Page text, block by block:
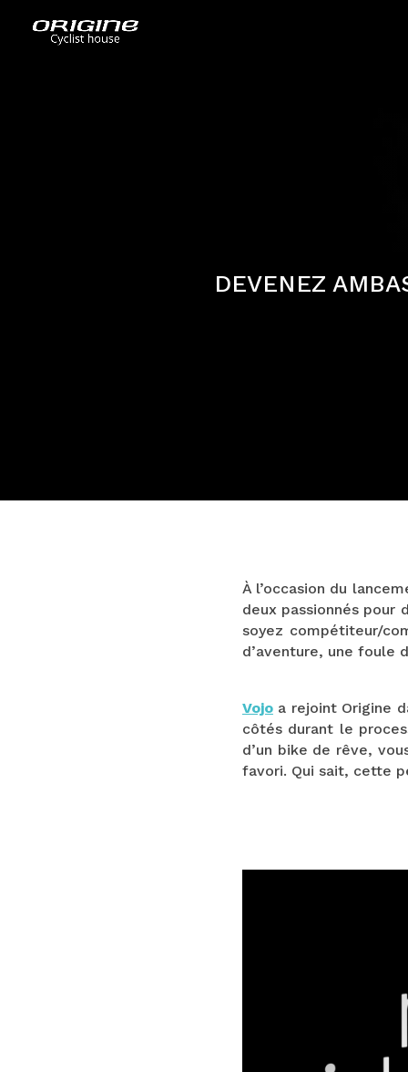
DEVENEZ
À l’occasion du
deux passionnés pour
soyez compétiteur/
d’aventure, une foule
Vojoa rejoint Origine
côtés durant le
d’un bike de rêve,
favori. Qui sait, cette